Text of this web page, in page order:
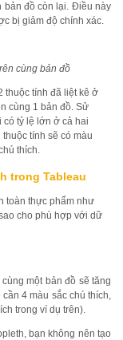
bản đồ còn lại. Điều này
bị giảm độ chính xác.
cùng bản đồ
thuộc tính đã liệt kê ở
cùng 1 bản đồ. Sử
tỷ lệ lớn ở cả hai
tính sẽ có màu
thích.
trong Tableau
toàn thực phẩm như
cho phù hợp với dữ
một bản đồ sẽ tăng
4 màu sắc chú thích,
trong ví dụ trên).
bạn không nên tạo